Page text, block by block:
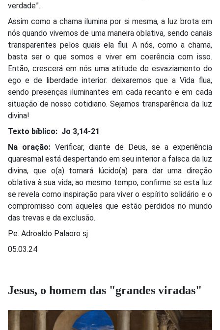
verdade”.
Assim como a chama ilumina por si mesma, a luz brota em
nós quando vivemos de uma maneira oblativa, sendo canais
transparentes pelos quais ela flui. A nós, como a chama,
basta ser o que somos e viver em coerência com isso.
Então, crescerá em nós uma atitude de esvaziamento do
ego e de liberdade interior: deixaremos que a Vida flua,
sendo presenças iluminantes em cada recanto e em cada
situação de nosso cotidiano. Sejamos transparência da luz
divina!
Texto bíblico: Jo 3,14-21
Na oração: Verificar, diante de Deus, se a experiência
quaresmal está despertando em seu interior a faísca da luz
divina, que o(a) tornará lúcido(a) para dar uma direção
oblativa à sua vida; ao mesmo tempo, confirme se esta luz
se revela como inspiração para viver o espírito solidário e o
compromisso com aqueles que estão perdidos no mundo
das trevas e da exclusão.
Pe. Adroaldo Palaoro sj
05.03.24
Jesus, o homem das "grandes viradas"